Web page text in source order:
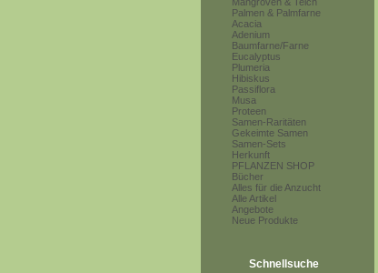
Palmen & Palmfarne
Acacia
Adenium
Baumfarne/Farne
Eucalyptus
Plumeria
Hibiskus
Passiflora
Musa
Proteen
Samen-Raritäten
Gekeimte Samen
Samen-Sets
Herkunft
PFLANZEN SHOP
Bücher
Alles für die Anzucht
Alle Artikel
Angebote
Neue Produkte
Schnellsuche